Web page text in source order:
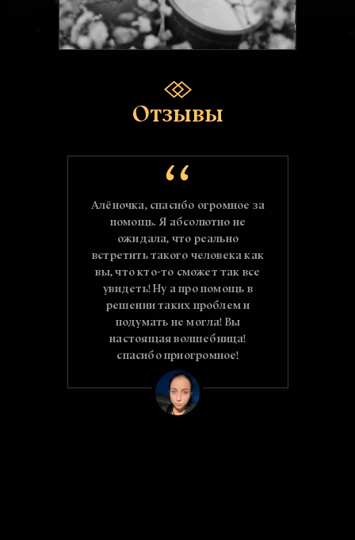
Отзывы
Алёночка, спасибо огромное за
помощь. Я абсолютно не
ожидала, что реально
встретить такого человека как
вы, что кто-то сможет так все
увидеть! Ну а про помощь в
решении таких проблем и
подумать не могла! Вы
настоящая волшебница!
спасибо приогромное!